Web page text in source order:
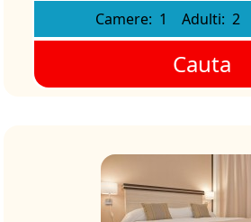
Camere: 1 Adulti: 2
Cauta